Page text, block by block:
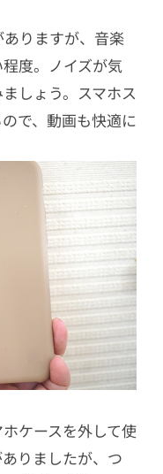
りますが、音楽
度。ノイズが気
しょう。スマホス
で、動画も快適に
ケースを外して使
りましたが、つ